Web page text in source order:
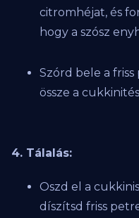
citromhéjat, és
hogy a szósz
Szórd bele a
össze a
4. Tálalás:
Oszd el a
díszítsd friss